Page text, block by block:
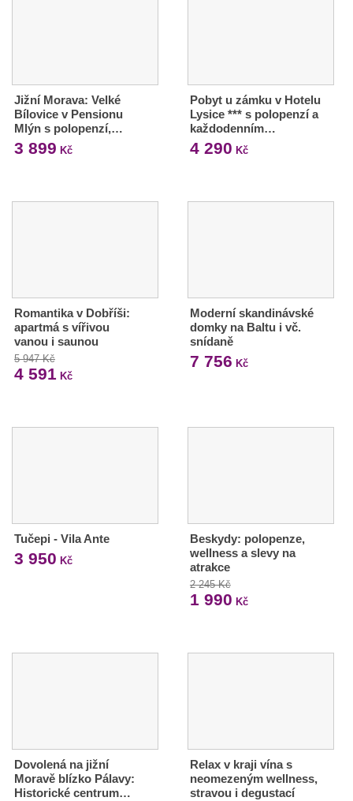
Jižní Morava: Velké
Bílovice v Pensionu
Mlýn s polopenzí,…
3 899 Kč
Pobyt u zámku v Hotelu
Lysice *** s polopenzí a
každodenním…
4 290 Kč
Romantika v Dobříši:
apartmá s vířivou
vanou i saunou
5 947 Kč
4 591 Kč
Moderní skandinávské
domky na Baltu i vč.
snídaně
7 756 Kč
Tučepi - Vila Ante
3 950 Kč
Beskydy: polopenze,
wellness a slevy na
atrakce
2 245 Kč
1 990 Kč
Dovolená na jižní
Moravě blízko Pálavy:
Historické centrum…
Relax v kraji vína s
neomezeným wellness,
stravou i degustací